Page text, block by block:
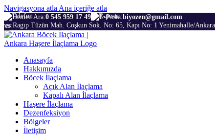
Navigasyona atla Ana içeriğe atla
Hemen Ara:0 545 959 17 49 E-Posta:biyozen@gmail.com
Ragıp Tüzün Mah. Coşkun Sok. No: 65, Kapı No: 1 Yenimahalle/Ankara
Anasayfa
Hakkımızda
Böcek İlaçlama
Açık Alan İlaçlama
Kapalı Alan İlaçlama
Haşere İlaçlama
Dezenfeksiyon
Bölgeler
İletişim